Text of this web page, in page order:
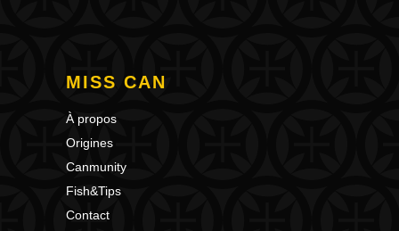
MISS CAN
À propos
Origines
Canmunity
Fish&Tips
Contact